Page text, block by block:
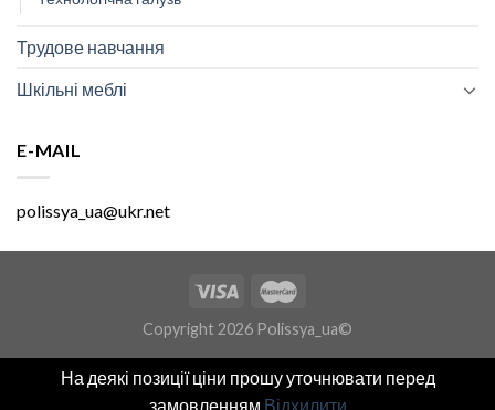
Трудове навчання
Шкільні меблі
E-MAIL
polissya_ua@ukr.net
Copyright 2026 Polissya_ua©
На деякі позиції ціни прошу уточнювати перед
замовленням Відхилити